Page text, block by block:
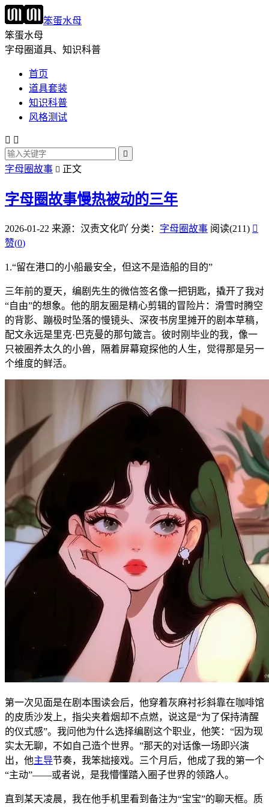
笨蛋水母
笨蛋水母
字母圈道具、知识科普
首页
道具套装
知识科普
风格测试
 

字母圈故事  正文
字母圈故事慢热被动的三年
2026-01-22 来源：汉责文化吖 分类： 字母圈故事 阅读(211) 
赞(0)
1.“留在港口的小船最安全，但这不是造船的目的”
三年前的夏天，编剧先生的微信签名像一把钥匙，撬开了我对
“自由”的想象。他的朋友圈是精心剪辑的冒险片：滑雪时腾空
的背影、蹦极时坠落的慢镜头、深夜书房里摊开的剧本草稿，
配文永远是里克·巴克曼的那句箴言。彼时刚毕业的我，像一
只被圈养太久的小兽，隔着屏幕窥探他的人生，觉得那是另一
个维度的鲜活。
第一次见面是在剧本围读会后，他穿着灰麻衬衫斜靠在咖啡馆
的皮质沙发上，指尖夹着烟却不点燃，说这是“为了保持清醒
的仪式感”。我问他为什么选择编剧这个职业，他笑：“因为现
实太无聊，不如自己造个世界。”那天的对话像一场即兴演
出，他主导节奏，我笨拙接戏。三个月后，他成了我的第一个
“主动”——或者说，是我懵懂踏入圈子世界的领路人。
直到某天凌晨，我在他手机里看到备注为“宝宝”的聊天框。质